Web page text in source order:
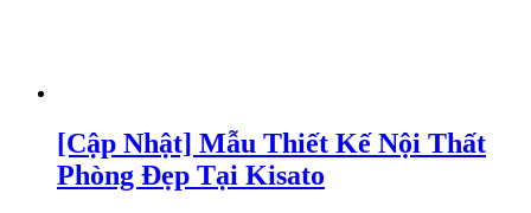
[Cập Nhật] Mẫu Thiết Kế Nội Thất
Phòng Đẹp Tại Kisato